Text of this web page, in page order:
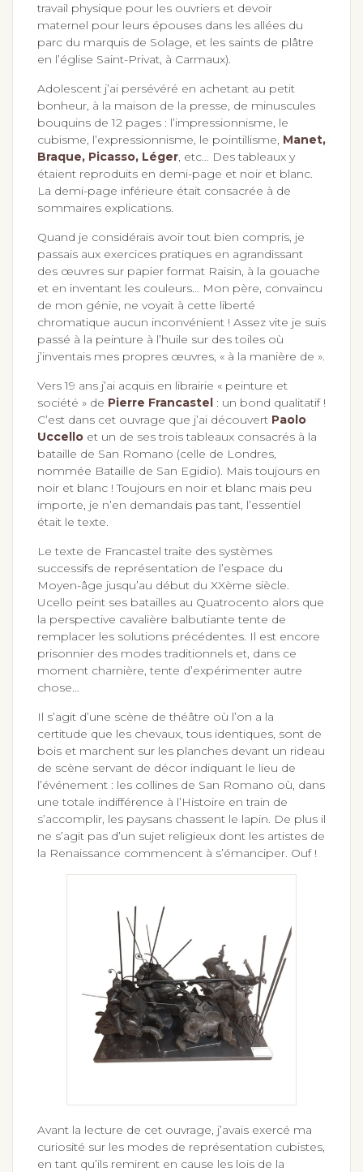
travail physique pour les ouvriers et devoir
maternel pour leurs épouses dans les allées du
parc du marquis de Solage, et les saints de plâtre
en l’église Saint-Privat, à Carmaux).
Adolescent j’ai persévéré en achetant au petit
bonheur, à la maison de la presse, de minuscules
bouquins de 12 pages : l’impressionnisme, le
cubisme, l’expressionnisme, le pointillisme, Manet,
Braque, Picasso, Léger, etc… Des tableaux y
étaient reproduits en demi-page et noir et blanc.
La demi-page inférieure était consacrée à de
sommaires explications.
Quand je considérais avoir tout bien compris, je
passais aux exercices pratiques en agrandissant
des œuvres sur papier format Raisin, à la gouache
et en inventant les couleurs… Mon père, convaincu
de mon génie, ne voyait à cette liberté
chromatique aucun inconvénient ! Assez vite je suis
passé à la peinture à l’huile sur des toiles où
j’inventais mes propres œuvres, « à la manière de ».
Vers 19 ans j’ai acquis en librairie « peinture et
société » de Pierre Francastel : un bond qualitatif !
C’est dans cet ouvrage que j’ai découvert Paolo
Uccello et un de ses trois tableaux consacrés à la
bataille de San Romano (celle de Londres,
nommée Bataille de San Egidio). Mais toujours en
noir et blanc ! Toujours en noir et blanc mais peu
importe, je n’en demandais pas tant, l’essentiel
était le texte.
Le texte de Francastel traite des systèmes
successifs de représentation de l’espace du
Moyen-âge jusqu’au début du XXème siècle.
Ucello peint ses batailles au Quatrocento alors que
la perspective cavalière balbutiante tente de
remplacer les solutions précédentes. Il est encore
prisonnier des modes traditionnels et, dans ce
moment charnière, tente d’expérimenter autre
chose…
Il s’agit d’une scène de théâtre où l’on a la
certitude que les chevaux, tous identiques, sont de
bois et marchent sur les planches devant un rideau
de scène servant de décor indiquant le lieu de
l’événement : les collines de San Romano où, dans
une totale indifférence à l’Histoire en train de
s’accomplir, les paysans chassent le lapin. De plus il
ne s’agit pas d’un sujet religieux dont les artistes de
la Renaissance commencent à s’émanciper. Ouf !
Avant la lecture de cet ouvrage, j’avais exercé ma
curiosité sur les modes de représentation cubistes,
en tant qu’ils remirent en cause les lois de la